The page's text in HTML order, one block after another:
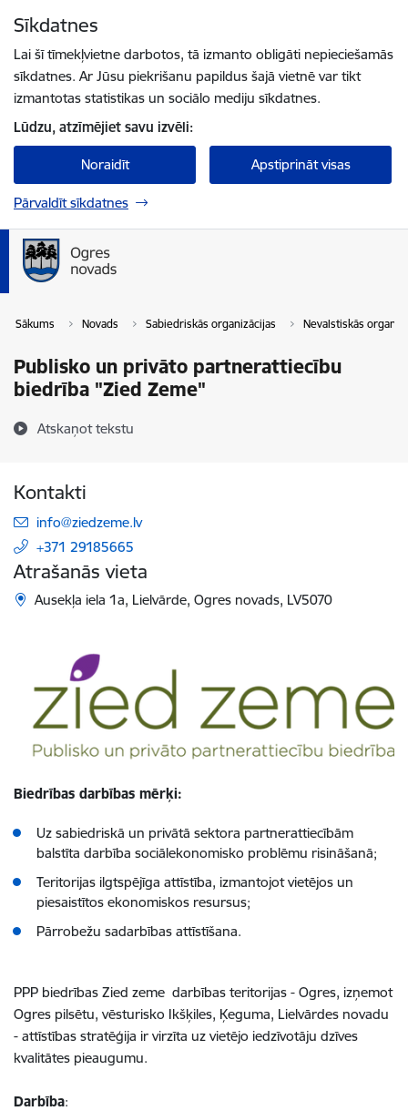
Sīkdatnes
Lai šī tīmekļvietne darbotos, tā izmanto obligāti nepieciešamās
sīkdatnes. Ar Jūsu piekrišanu papildus šajā vietnē var tikt
izmantotas statistikas un sociālo mediju sīkdatnes.
Lūdzu, atzīmējiet savu izvēli:
Noraidīt Apstiprināt visas
Pārvaldīt sīkdatnes
Sākums Novads Sabiedriskās organizācijas Nevalstiskās
Publisko un privāto partnerattiecību
biedrība "Zied Zeme"
Atskaņot tekstu
Kontakti
E-pasts:
info@ziedzeme.lv
+371 29185665
Atrašanās vieta
Ausekļa iela 1a, Lielvārde, Ogres novads, LV5070
Biedrības darbības mērķi:
Uz sabiedriskā un privātā sektora partnerattiecībām
balstīta darbība sociālekonomisko problēmu risināšanā;
Teritorijas ilgtspējīga attīstība, izmantojot vietējos un
piesaistītos ekonomiskos resursus;
Pārrobežu sadarbības attīstīšana.
PPP biedrības Zied zeme darbības teritorijas - Ogres, izņemot
Ogres pilsētu, vēsturisko Ikšķiles, Ķeguma, Lielvārdes novadu
- attīstības stratēģija ir virzīta uz vietējo iedzīvotāju dzīves
kvalitātes pieaugumu.
Darbība: